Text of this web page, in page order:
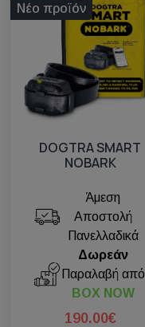
Νέο προϊόν
DOGTRA SMART
NOBARK
Άμεση
Αποστολή
Πανελλαδικά
Δωρεάν
Παραλαβή από
BOX NOW
190.00€